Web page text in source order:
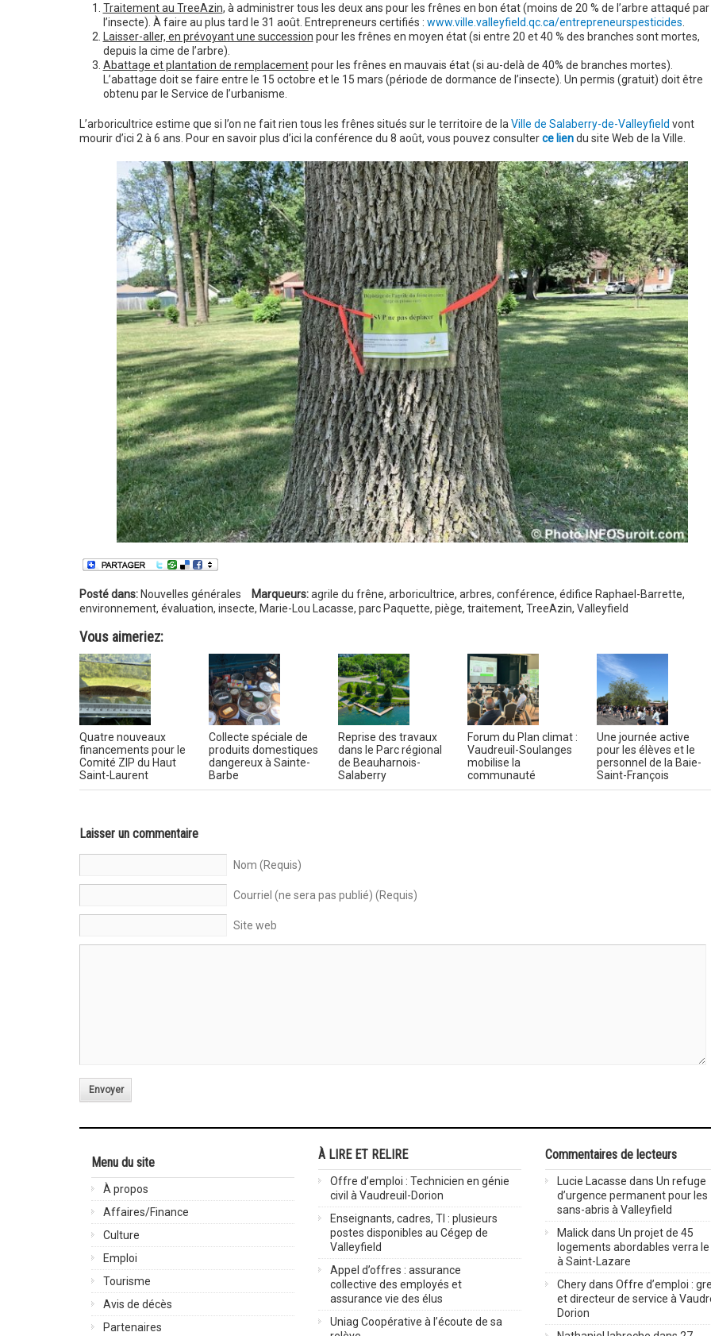
Traitement au TreeAzin, à administrer tous les deux ans pour les frênes en bon état (moins de 20 % de l’arbre attaqué par
l’insecte). À faire au plus tard le 31 août. Entrepreneurs certifiés : www.ville.valleyfield.qc.ca/entrepreneurspesticides
Laisser-aller, en prévoyant une succession pour les frênes en moyen état (si entre 20 et 40 % des branches sont mortes,
depuis la cime de l’arbre).
Abattage et plantation de remplacementpour les frênes en mauvais état (si au-delà de 40% de branches mortes).
L’abattage doit se faire entre le 15 octobre et le 15 mars (période de dormance de l’insecte). Un permis (gratuit) doit être
obtenu par le Service de l’urbanisme.
L’arboricultrice estime que si l’on ne fait rien tous les frênes situés sur le territoire de la Ville de Salaberry-de-Valleyfield vont
mourir d’ici 2 à 6 ans. Pour en savoir plus d’ici la conférence du 8 août, vous pouvez consulterce liendu site Web de la Ville.
Posté dans: Nouvelles générales Marqueurs: agrile du frêne, arboricultrice, arbres, conférence, édifice Raphael-Barrette,
environnement, évaluation, insecte, Marie-Lou Lacasse, parc Paquette, piège, traitement, TreeAzin, Valleyfield
Vous aimeriez:
Quatre nouveaux
financements pour le
Comité ZIP du Haut
Saint-Laurent
Collecte spéciale de
produits domestiques
dangereux à Sainte-
Barbe
Reprise des travaux
dans le Parc régional
de Beauharnois-
Salaberry
Forum du Plan climat :
Vaudreuil-Soulanges
mobilise la
communauté
Une journée active
pour les élèves et le
personnel de la Baie-
Saint-François
Laisser un commentaire
Nom (Requis)
Courriel (ne sera pas publié) (Requis)
Site web
Envoyer
Menu du site
À propos
Affaires/Finance
Culture
Emploi
Tourisme
Avis de décès
Partenaires
À LIRE ET RELIRE
Offre d’emploi : Technicien en génie
civil à Vaudreuil-Dorion
Enseignants, cadres, TI : plusieurs
postes disponibles au Cégep de
Valleyfield
Appel d’offres : assurance
collective des employés et
assurance vie des élus
Uniag Coopérative à l’écoute de sa
Commentaires de lecteurs
Lucie Lacasse dans Un refuge
d’urgence permanent pour les
sans-abris à Valleyfield
Malickdans Un projet de 45
logements abordables verra
à Saint-Lazare
Cherydans Offre d’emploi :
et directeur de service à
Dorion